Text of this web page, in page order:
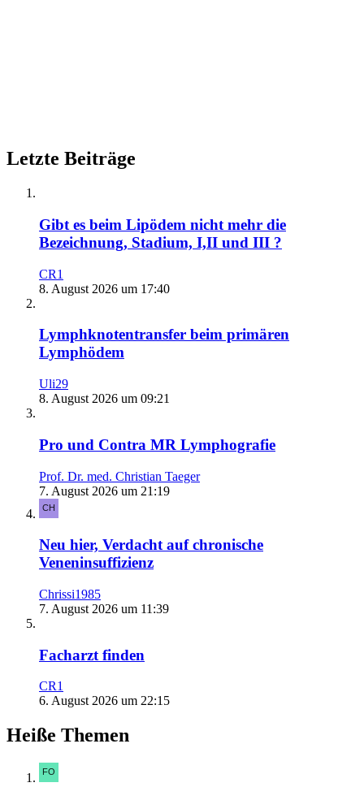
Letzte Beiträge
Gibt es beim Lipödem nicht mehr die
Bezeichnung, Stadium, I,II und III ?
CR1
8. August 2026 um 17:40
Lymphknotentransfer beim primären
Lymphödem
Uli29
8. August 2026 um 09:21
Pro und Contra MR Lymphografie
Prof. Dr. med. Christian Taeger
7. August 2026 um 21:19
Neu hier, Verdacht auf chronische
Veneninsuffizienz
Chrissi1985
7. August 2026 um 11:39
Facharzt finden
CR1
6. August 2026 um 22:15
Heiße Themen